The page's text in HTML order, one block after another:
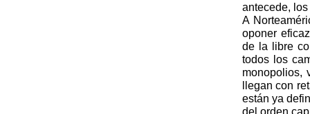
antecede,
A
oponer
de la libre
todos los
monopolios,
llegan con
están ya
del orden